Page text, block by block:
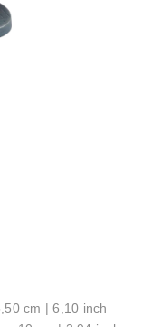
cm | 6,10 inch